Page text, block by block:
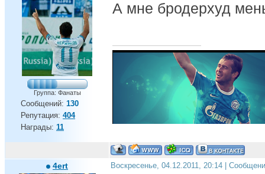
Группа: Фанаты
Сообщений: 130
Репутация: 404
Награды: 11
А мне бродерхуд
4ert Воскресенье, 04.12.2011, 20:14 |